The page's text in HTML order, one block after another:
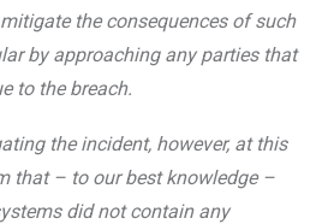
the consequences of such
by approaching any parties that
to the breach.
the incident, however, at this
that – to our best knowledge –
did not contain any